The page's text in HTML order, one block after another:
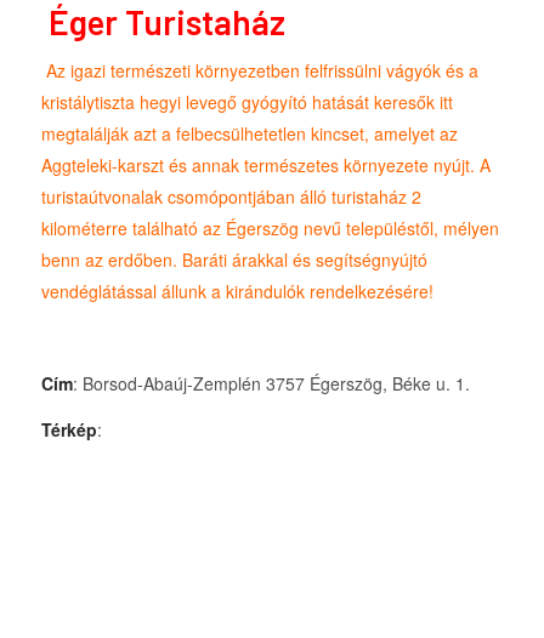
Éger Turistaház
Az igazi természeti környezetben felfrissülni vágyók és a
kristálytiszta hegyi levegő gyógyító hatását keresők itt
megtalálják azt a felbecsülhetetlen kincset, amelyet az
Aggteleki-karszt és annak természetes környezete nyújt. A
turistaútvonalak csomópontjában álló turistaház 2
kilométerre található az Égerszög nevű településtől, mélyen
benn az erdőben. Baráti árakkal és segítségnyújtó
vendéglátással állunk a kirándulók rendelkezésére!
Cím: Borsod-Abaúj-Zemplén 3757 Égerszög, Béke u. 1.
Térkép: